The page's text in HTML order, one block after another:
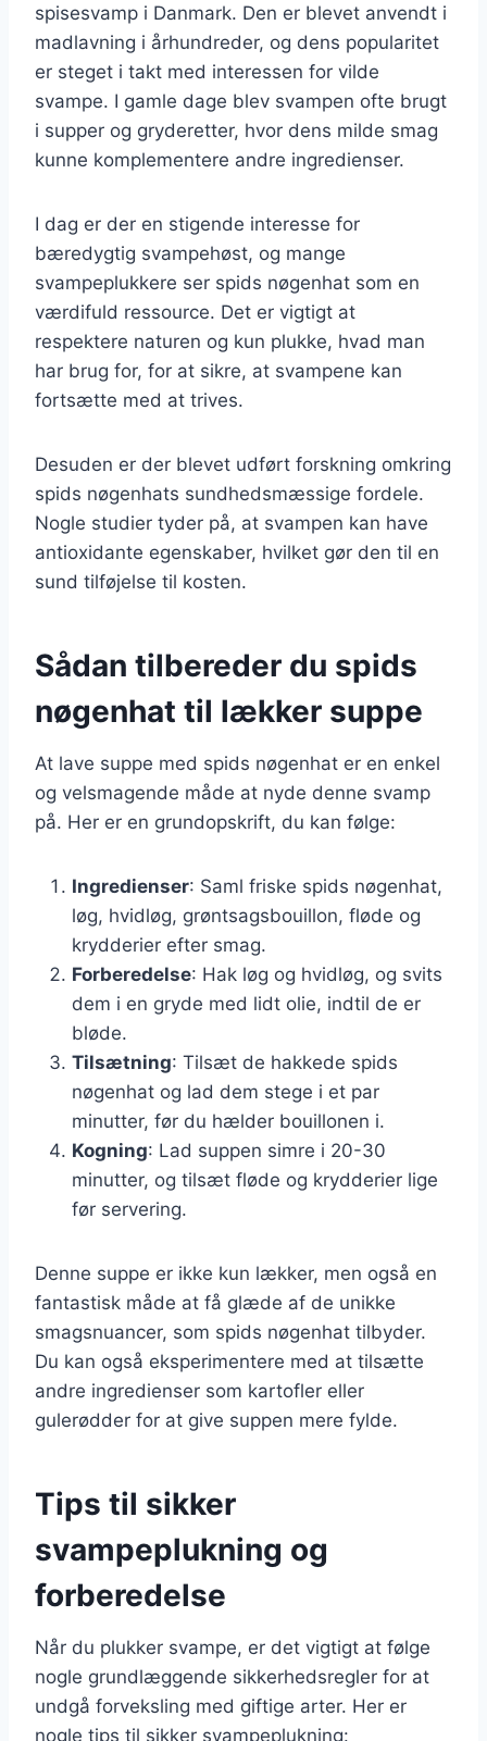
spisesvamp i Danmark. Den er blevet anvendt i
madlavning i århundreder, og dens popularitet
er steget i takt med interessen for vilde
svampe. I gamle dage blev svampen ofte brugt
i supper og gryderetter, hvor dens milde smag
kunne komplementere andre ingredienser.
I dag er der en stigende interesse for
bæredygtig svampehøst, og mange
svampeplukkere ser spids nøgenhat som en
værdifuld ressource. Det er vigtigt at
respektere naturen og kun plukke, hvad man
har brug for, for at sikre, at svampene kan
fortsætte med at trives.
Desuden er der blevet udført forskning omkring
spids nøgenhats sundhedsmæssige fordele.
Nogle studier tyder på, at svampen kan have
antioxidante egenskaber, hvilket gør den til en
sund tilføjelse til kosten.
Sådan tilbereder du spids
nøgenhat til lækker suppe
At lave suppe med spids nøgenhat er en enkel
og velsmagende måde at nyde denne svamp
på. Her er en grundopskrift, du kan følge:
Ingredienser: Saml friske spids nøgenhat,
løg, hvidløg, grøntsagsbouillon, fløde og
krydderier efter smag.
Forberedelse: Hak løg og hvidløg, og svits
dem i en gryde med lidt olie, indtil de er
bløde.
Tilsætning: Tilsæt de hakkede spids
nøgenhat og lad dem stege i et par
minutter, før du hælder bouillonen i.
Kogning: Lad suppen simre i 20-30
minutter, og tilsæt fløde og krydderier lige
før servering.
Denne suppe er ikke kun lækker, men også en
fantastisk måde at få glæde af de unikke
smagsnuancer, som spids nøgenhat tilbyder.
Du kan også eksperimentere med at tilsætte
andre ingredienser som kartofler eller
gulerødder for at give suppen mere fylde.
Tips til sikker
svampeplukning og
forberedelse
Når du plukker svampe, er det vigtigt at følge
nogle grundlæggende sikkerhedsregler for at
undgå forveksling med giftige arter. Her er
nogle tips til sikker svampeplukning: